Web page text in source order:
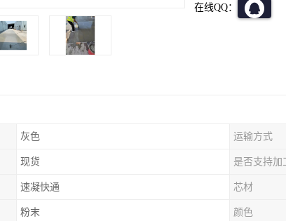
在线QQ：
灰色 运输方式
现货 是否支持加
速凝快通 芯材
粉末 颜色